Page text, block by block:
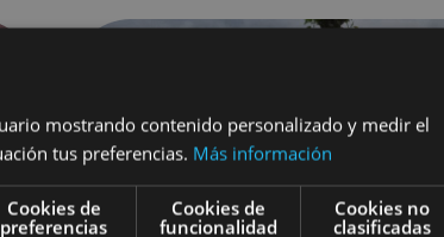
6 IDÉES POUR VOTRE WEEK-END EN
mostrando contenido personalizado y medir el
tus preferencias. Más información
Cookies de
preferencias
Cookies de
funcionalidad
Cookies no
clasificadas